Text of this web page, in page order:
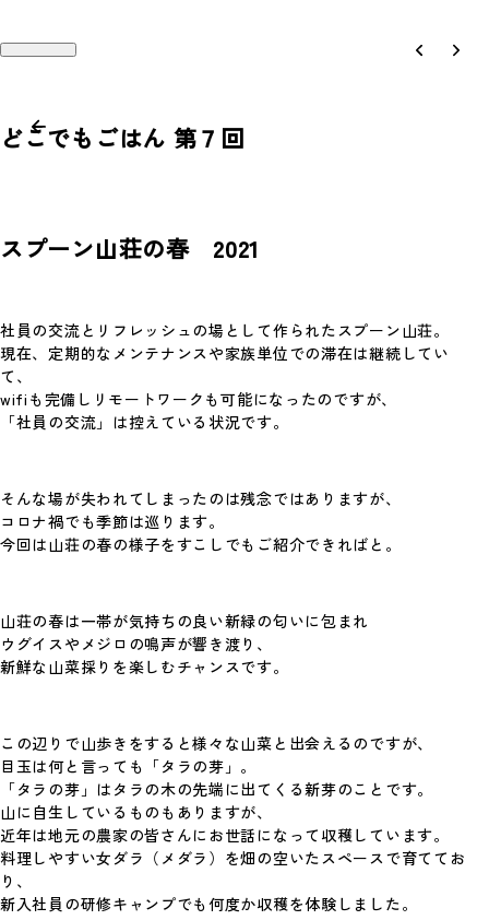
Works
Magazine
News
Access
Legal Policy
© 2026 Spoon Inc. All Rights Reserved.
2026年、年頭にあたり
Photo By 神谷諒 あけましておめでとうござ
います。 …
Spoon.対談
っている…
どこでもごはん 第７回
スプーン山荘の春 2021
社員の交流とリフレッシュの場として作られたスプーン山荘。
現在、定期的なメンテナンスや家族単位での滞在は継続してい
て、
wifiも完備しリモートワークも可能になったのですが、
「社員の交流」は控えている状況です。
そんな場が失われてしまったのは残念ではありますが、
コロナ禍でも季節は巡ります。
今回は山荘の春の様子をすこしでもご紹介できればと。
山荘の春は一帯が気持ちの良い新緑の匂いに包まれ
ウグイスやメジロの鳴声が響き渡り、
新鮮な山菜採りを楽しむチャンスです。
この辺りで山歩きをすると様々な山菜と出会えるのですが、
目玉は何と言っても「タラの芽」。
「タラの芽」はタラの木の先端に出てくる新芽のことです。
山に自生しているものもありますが、
近年は地元の農家の皆さんにお世話になって収穫しています。
料理しやすい女ダラ（メダラ）を畑の空いたスペースで育ててお
り、
新入社員の研修キャンプでも何度か収穫を体験しました。